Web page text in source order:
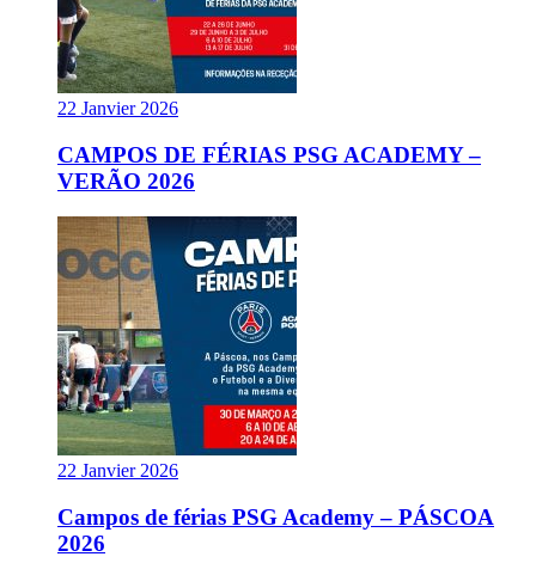
22 Janvier 2026
CAMPOS DE FÉRIAS PSG ACADEMY –
VERÃO 2026
22 Janvier 2026
Campos de férias PSG Academy – PÁSCOA
2026